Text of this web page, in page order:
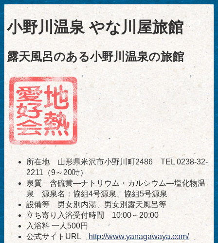
小野川温泉 やな川屋旅館
露天風呂のある小野川温泉の旅館
所在地 山形県米沢市小野川町2486 TEL 0238-32-
2211（9～20時）
泉質 含硫黄―ナトリウム・カルシウム―塩化物温
泉 源泉名：協組4号源泉、協組5号源泉
設備等 男女別内湯、男女別露天風呂等
立ち寄り入浴受付時間 10:00～20:00
入浴料 一人500円
公式サイトURL http://www.yanagawaya.com/